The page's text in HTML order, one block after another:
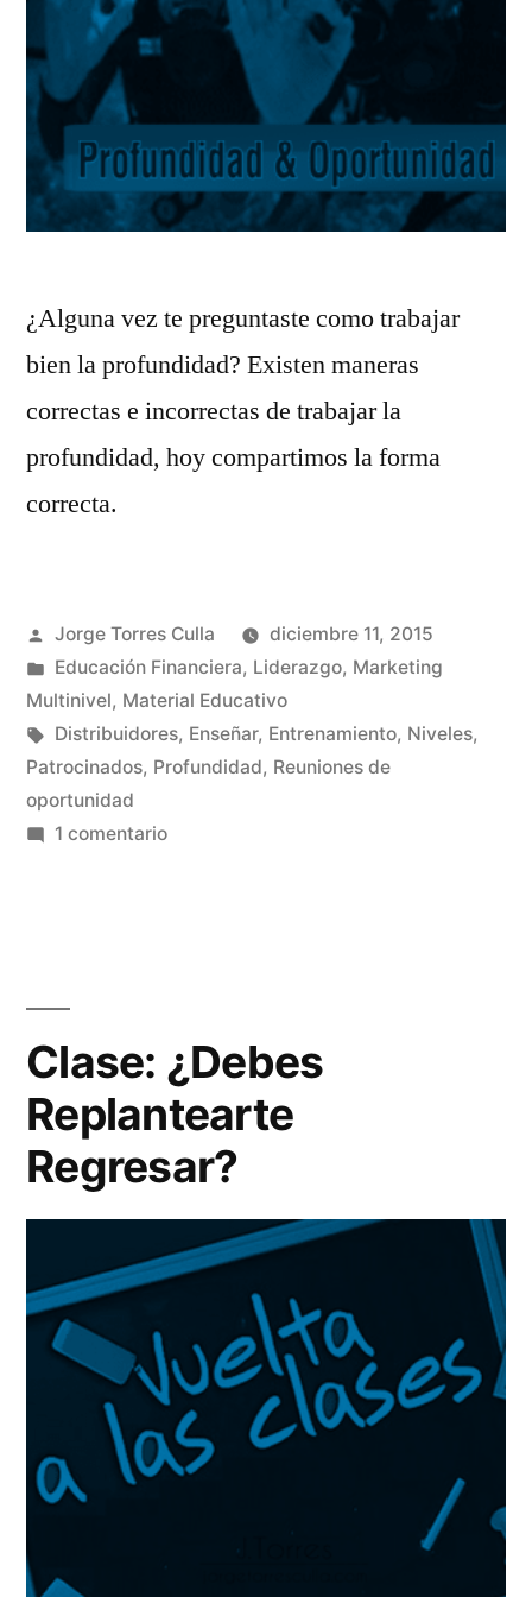
¿Alguna vez te preguntaste como trabajar
bien la profundidad? Existen maneras
correctas e incorrectas de trabajar la
profundidad, hoy compartimos la forma
correcta.
Publicado
por
Jorge Torres Culla
diciembre 11, 2015
Publicado
en
Educación Financiera, Liderazgo, Marketing
Multinivel, Material Educativo
Etiquetas:
Distribuidores, Enseñar, Entrenamiento, Niveles,
Patrocinados, Profundidad, Reuniones de
oportunidad
1 comentarioen
Clase: ¿Debes
Replantearte
Regresar?